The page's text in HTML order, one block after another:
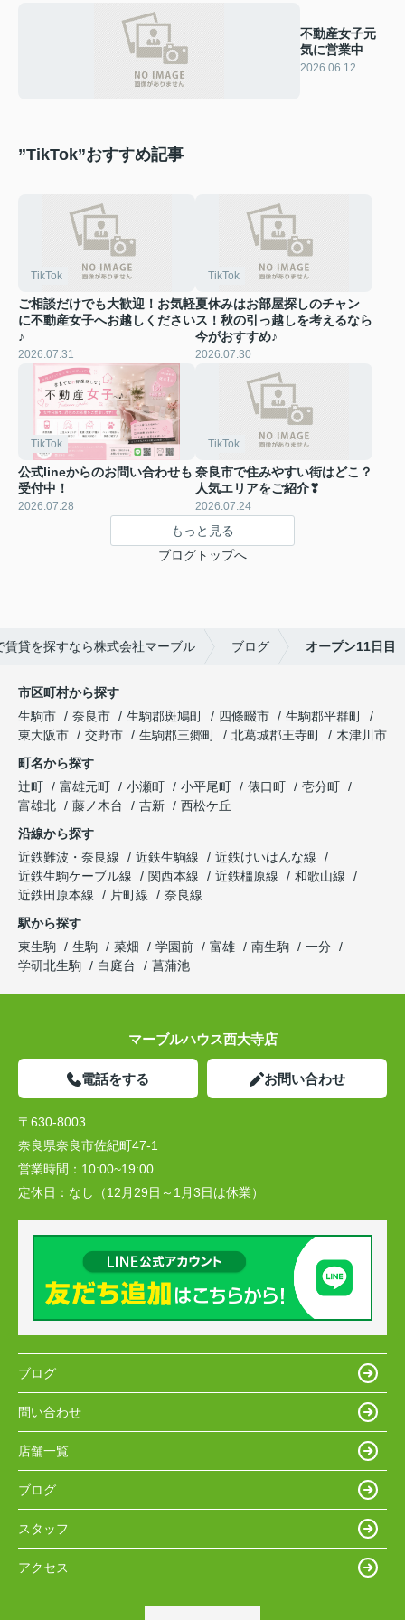
不動産女子元
気に営業中
2026.06.12
”TikTok”おすすめ記事
TikTok
ご相談だけでも大歓迎！お気軽
に不動産女子へお越しください
♪
2026.07.31
TikTok
夏休みはお部屋探しのチャン
ス！秋の引っ越しを考えるなら
今がおすすめ♪
2026.07.30
TikTok
公式lineからのお問い合わせも
受付中！
2026.07.28
TikTok
奈良市で住みやすい街はどこ？
人気エリアをご紹介❣
2026.07.24
もっと見る
ブログトップへ
貸を探すなら株式会社マーブル ブログ オープン11日目
市区町村から探す
生駒市
奈良市 生駒郡斑鳩町 四條畷市
生駒郡平群町
東大阪市
交野市 生駒郡三郷町 北葛城郡王寺町
木津川市
町名から探す
辻町
富雄元町 小瀬町 小平尾町 俵口町
壱分町
富雄北
藤ノ木台 吉新
西松ケ丘
沿線から探す
近鉄難波・奈良線
近鉄生駒線
近鉄けいはんな線
近鉄生駒ケーブル線
関西本線 近鉄橿原線
和歌山線
近鉄田原本線
片町線
奈良線
駅から探す
東生駒
生駒 菜畑 学園前 富雄 南生駒
一分
学研北生駒
白庭台 菖蒲池
マーブルハウス西大寺店
電話をする お問い合わせ
〒630-8003
奈良県奈良市佐紀町47-1
営業時間： 10:00~19:00
定休日： なし（12月29日～1月3日は休業）
ブログ
問い合わせ
店舗一覧
ブログ
スタッフ
アクセス